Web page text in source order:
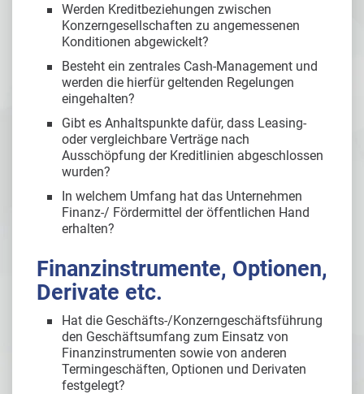
Werden Kreditbeziehungen zwischen
Konzerngesellschaften zu angemessenen
Konditionen abgewickelt?
Besteht ein zentrales Cash-Management und
werden die hierfür geltenden Regelungen
eingehalten?
Gibt es Anhaltspunkte dafür, dass Leasing-
oder vergleichbare Verträge nach
Ausschöpfung der Kreditlinien abgeschlossen
wurden?
In welchem Umfang hat das Unternehmen
Finanz-/ Fördermittel der öffentlichen Hand
erhalten?
Finanzinstrumente, Optionen,
Derivate etc.
Hat die Geschäfts-/Konzerngeschäftsführung
den Geschäftsumfang zum Einsatz von
Finanzinstrumenten sowie von anderen
Termingeschäften, Optionen und Derivaten
festgelegt?